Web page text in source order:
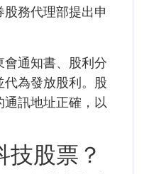
務代理部提出申
通知書、股利分
代為發放股利。股
訊地址正確，以
技股票？